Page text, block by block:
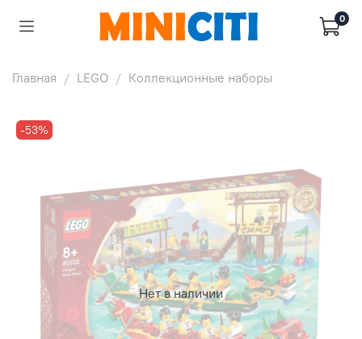
0
Главная LEGO Коллекционные наборы
Нет в наличии
-53%